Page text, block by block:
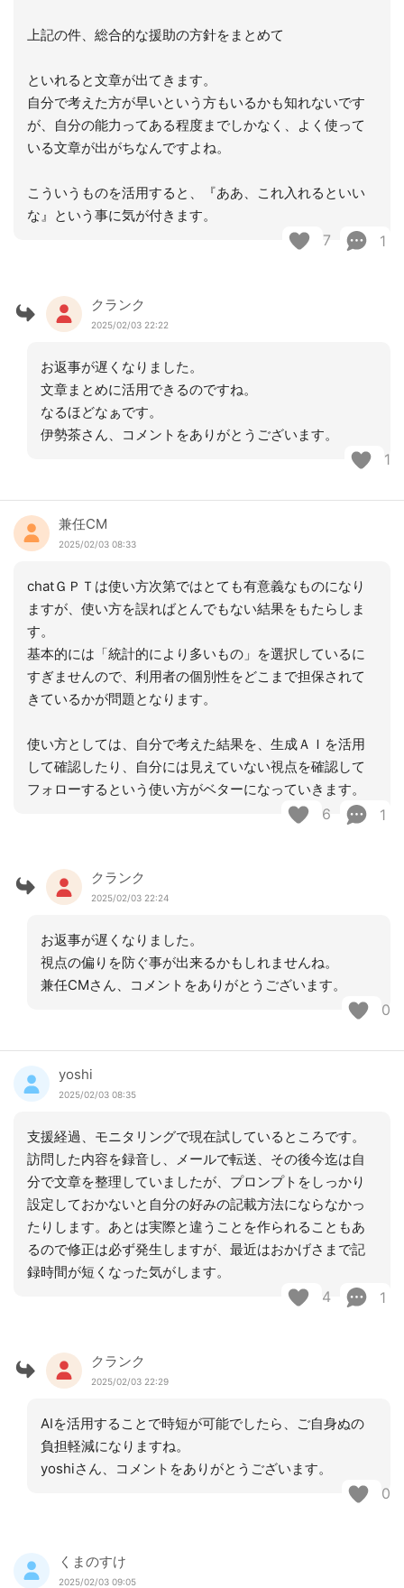
上記の件、総合的な援助の方針をまとめて
といれると文章が出てきます。
自分で考えた方が早いという方もいるかも知れないです
が、自分の能力ってある程度までしかなく、よく使って
いる文章が出がちなんですよね。
こういうものを活用すると、『ああ、これ入れるといい
な』という事に気が付きます。
7 1
クランク
2025/02/03 22:22
お返事が遅くなりました。
文章まとめに活用できるのですね。
なるほどなぁです。
伊勢茶さん、コメントをありがとうございます。
1
兼任CM
2025/02/03 08:33
chatＧＰＴは使い方次第ではとても有意義なものになり
ますが、使い方を誤ればとんでもない結果をもたらしま
す。
基本的には「統計的により多いもの」を選択しているに
すぎませんので、利用者の個別性をどこまで担保されて
きているかが問題となります。
使い方としては、自分で考えた結果を、生成ＡＩを活用
して確認したり、自分には見えていない視点を確認して
フォローするという使い方がベターになっていきます。
6 1
クランク
2025/02/03 22:24
お返事が遅くなりました。
視点の偏りを防ぐ事が出来るかもしれませんね。
兼任CMさん、コメントをありがとうございます。
0
yoshi
2025/02/03 08:35
支援経過、モニタリングで現在試しているところです。
訪問した内容を録音し、メールで転送、その後今迄は自
分で文章を整理していましたが、プロンプトをしっかり
設定しておかないと自分の好みの記載方法にならなかっ
たりします。あとは実際と違うことを作られることもあ
るので修正は必ず発生しますが、最近はおかげさまで記
録時間が短くなった気がします。
4 1
クランク
2025/02/03 22:29
AIを活用することで時短が可能でしたら、ご自身ぬの
負担軽減になりますね。
yoshiさん、コメントをありがとうございます。
0
くまのすけ
2025/02/03 09:05